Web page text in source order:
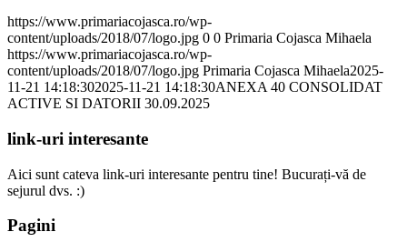
https://www.primariacojasca.ro/wp-
content/uploads/2018/07/logo.jpg 0 0 Primaria Cojasca Mihaela
https://www.primariacojasca.ro/wp-
content/uploads/2018/07/logo.jpg Primaria Cojasca Mihaela2025-
11-21 14:18:302025-11-21 14:18:30ANEXA 40 CONSOLIDAT
ACTIVE SI DATORII 30.09.2025
link-uri interesante
Aici sunt cateva link-uri interesante pentru tine! Bucurați-vă de
sejurul dvs. :)
Pagini